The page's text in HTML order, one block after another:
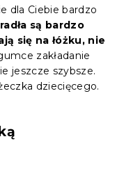
dla Ciebie bardzo
są bardzo
się na łóżku, nie
zakładanie
jeszcze szybsze.
dziecięcego.